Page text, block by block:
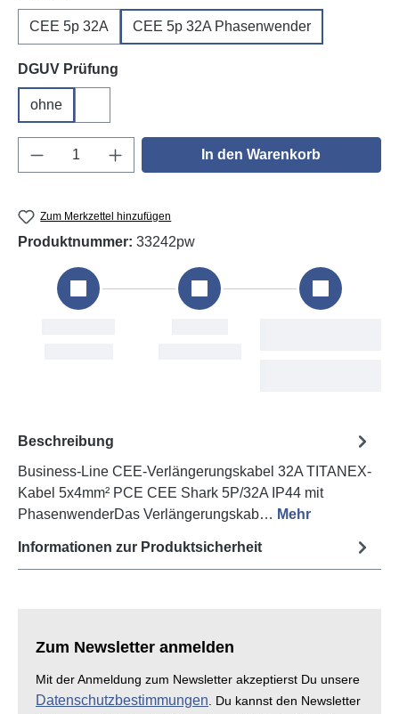
CEE 5p 32A CEE 5p 32A Phasenwender
DGUV Prüfung
ohne
Produkt Anzahl: Gib den gewünschten
In den Warenkorb
Zum Merkzettel hinzufügen
Produktnummer: 33242pw
Beschreibung
Business-Line CEE-Verlängerungskabel 32A TITANEX-
Kabel 5x4mm² PCE CEE Shark 5P/32A IP44 mit
PhasenwenderDas Verlängerungskab… Mehr
Informationen zur Produktsicherheit
Zum Newsletter anmelden
Mit der Anmeldung zum Newsletter akzeptierst Du unsere
Datenschutzbestimmungen . Du kannst den Newsletter